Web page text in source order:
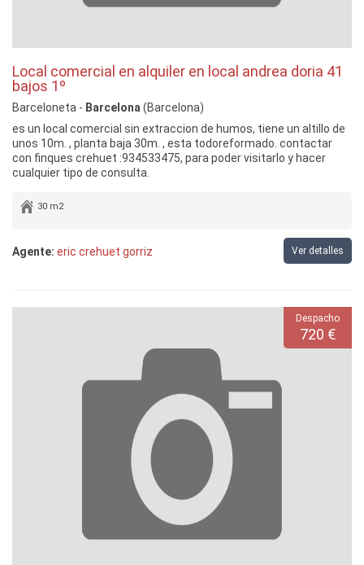
Local comercial en alquiler en local andrea doria 41
bajos 1º
Barceloneta - Barcelona (Barcelona)
es un local comercial sin extraccion de humos, tiene un altillo de
unos 10m. , planta baja 30m. , esta todoreformado. contactar
con finques crehuet :934533475, para poder visitarlo y hacer
cualquier tipo de consulta.
30 m2
Agente: eric crehuet gorriz Ver detalles
Despacho
720 €